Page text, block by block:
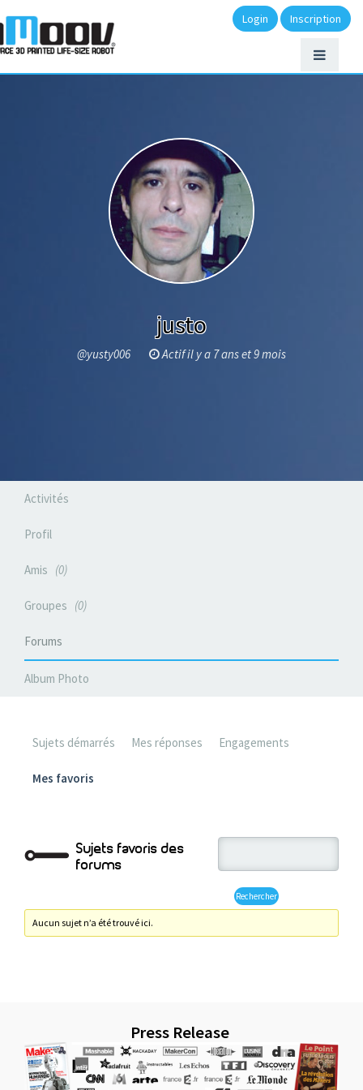
Login Inscription
justo
@yusty006 Actif il y a 7 ans et 9 mois
Activités
Profil
Amis 0
Groupes 0
Forums
Album Photo
Sujets démarrés Mes réponses Engagements
Mes favoris
Sujets favoris des
forums
Aucun sujet n’a été trouvé ici.
Press Release